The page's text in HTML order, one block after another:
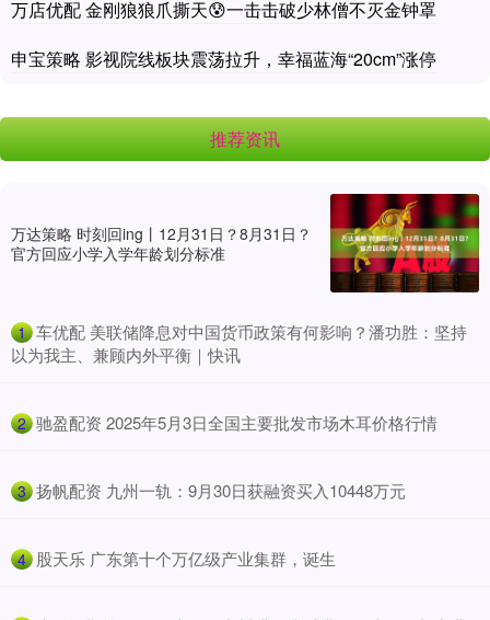
万店优配 金刚狼狼爪撕天😰一击击破少林僧不灭金钟罩
申宝策略 影视院线板块震荡拉升，幸福蓝海“20cm”涨停
推荐资讯
万达策略 时刻回ing丨12月31日？8月31日？
官方回应小学入学年龄划分标准
1 ​车优配 美联储降息对中国货币政策有何影响？潘功胜：坚持
以为我主、兼顾内外平衡｜快讯
2 ​驰盈配资 2025年5月3日全国主要批发市场木耳价格行情
3 ​扬帆配资 九州一轨：9月30日获融资买入10448万元
4 ​股天乐 广东第十个万亿级产业集群，诞生